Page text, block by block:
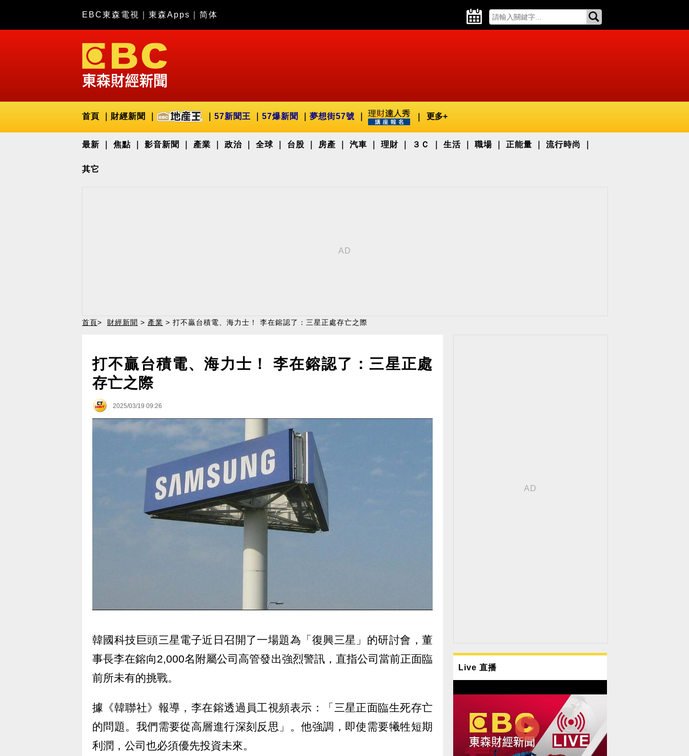
EBC東森電視 東森Apps 简体
首頁 財經新聞 57新聞王 57爆新聞 夢想街57號 更多+
最新 焦點 影音新聞 產業 政治 全球 台股 房產 汽車 理財 ３Ｃ 生活 職場 正能量 流行時尚
其它
首頁> 財經新聞 > 產業 > 打不贏台積電、海力士！ 李在鎔認了：三星正處存亡之際
打不贏台積電、海力士！ 李在鎔認了：三星正處
存亡之際
2025/03/19 09:26
韓國科技巨頭三星電子近日召開了一場題為「復興三星」的研討會，董
事長李在鎔向2,000名附屬公司高管發出強烈警訊，直指公司當前正面臨
前所未有的挑戰。
據《韓聯社》報導，李在鎔透過員工視頻表示：「三星正面臨生死存亡
的問題。我們需要從高層進行深刻反思」。他強調，即使需要犧牲短期
利潤，公司也必須優先投資未來。
Live 直播